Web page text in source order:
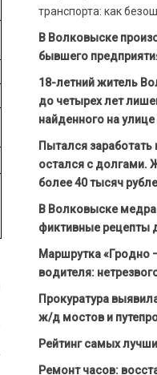
транспорта: как
В Волковыске
бывшего
18-летний житель
до четырех лет
найденного на
Пытался заработать
остался с долгами.
более 40 тысяч
В Волковыске
фиктивные рецепты
Маршрутка «Гродно
водителя:
Прокуратура
ж/д мостов и
Рейтинг самых
Ремонт часов: